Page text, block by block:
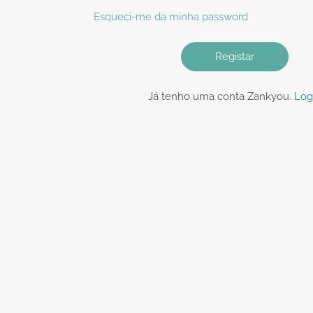
Esqueci-me da minha password
Registar
Já tenho uma conta Zankyou.